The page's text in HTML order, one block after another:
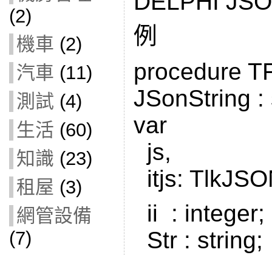
(2)
機車 (2)
汽車 (11)
測試 (4)
生活 (60)
知識 (23)
租屋 (3)
網管設備
(7)
例
procedure
JSonString :
var
js,
itjs:
ii : integer;
Str : string;